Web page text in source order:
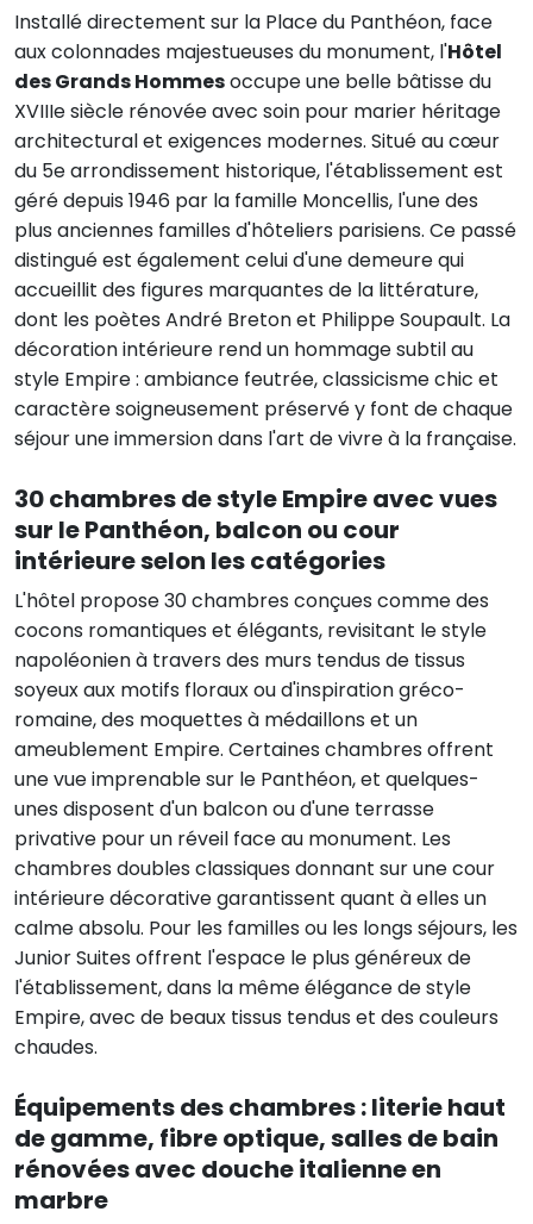
Installé directement sur la Place du Panthéon, face
aux colonnades majestueuses du monument, l'Hôtel
des Grands Hommesoccupe une belle bâtisse du
XVIIIe siècle rénovée avec soin pour marier héritage
architectural et exigences modernes. Situé au cœur
du 5e arrondissement historique, l'établissement est
géré depuis 1946 par la famille Moncellis, l'une des
plus anciennes familles d'hôteliers parisiens. Ce passé
distingué est également celui d'une demeure qui
accueillit des figures marquantes de la littérature,
dont les poètes André Breton et Philippe Soupault. La
décoration intérieure rend un hommage subtil au
style Empire : ambiance feutrée, classicisme chic et
caractère soigneusement préservé y font de chaque
séjour une immersion dans l'art de vivre à la française.
30 chambres de style Empire avec vues
sur le Panthéon, balcon ou cour
intérieure selon les catégories
L'hôtel propose 30 chambres conçues comme des
cocons romantiques et élégants, revisitant le style
napoléonien à travers des murs tendus de tissus
soyeux aux motifs floraux ou d'inspiration gréco-
romaine, des moquettes à médaillons et un
ameublement Empire. Certaines chambres offrent
une vue imprenable sur le Panthéon, et quelques-
unes disposent d'un balcon ou d'une terrasse
privative pour un réveil face au monument. Les
chambres doubles classiques donnant sur une cour
intérieure décorative garantissent quant à elles un
calme absolu. Pour les familles ou les longs séjours, les
Junior Suites offrent l'espace le plus généreux de
l'établissement, dans la même élégance de style
Empire, avec de beaux tissus tendus et des couleurs
chaudes.
Équipements des chambres : literie haut
de gamme, fibre optique, salles de bain
rénovées avec douche italienne en
marbre